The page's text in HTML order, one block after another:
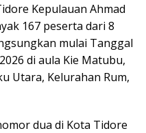
Kepulauan Ahmad
167 peserta dari 8
mulai Tanggal
di aula Kie Matubu,
Utara, Kelurahan Rum,
dua di Kota Tidore